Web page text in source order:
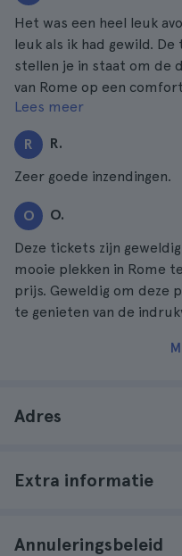
Het was een heel leuk
leuk als ik had gewild.
stellen je in staat om de
van Rome op een
raad het aan.
Lees meer
R R.
Zeer goede inzendingen.
O O.
Deze tickets zijn
mooie plekken in Rome
prijs. Geweldig om deze
te genieten van de
Adres
Extra informatie
Annuleringsbeleid